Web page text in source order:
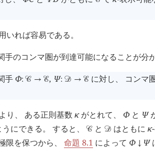
いれば容易である。
手のコンマ圏が到達可能になることが分
手 Φ: 󰒚 → 󰒜, Ψ: 󰒛 → 󰒜 に対し、 コンマ
り、 ある正則基数 κがとれて、 Φ と Ψ
にできる。 すると、󰒚 と 󰒛 はともに κ
限を保つから、 命題 8.1 によって Φ ↓ Ψ